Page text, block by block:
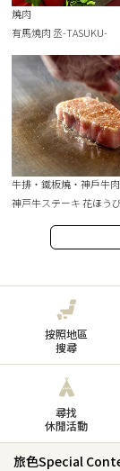
燒肉
有馬焼肉 丞-TASUKU-
牛排・鐵板燒・神戶牛肉
神戸牛ステーキ 花ほう
按照地區
搜尋
尋找
休閒活動
旅色Special